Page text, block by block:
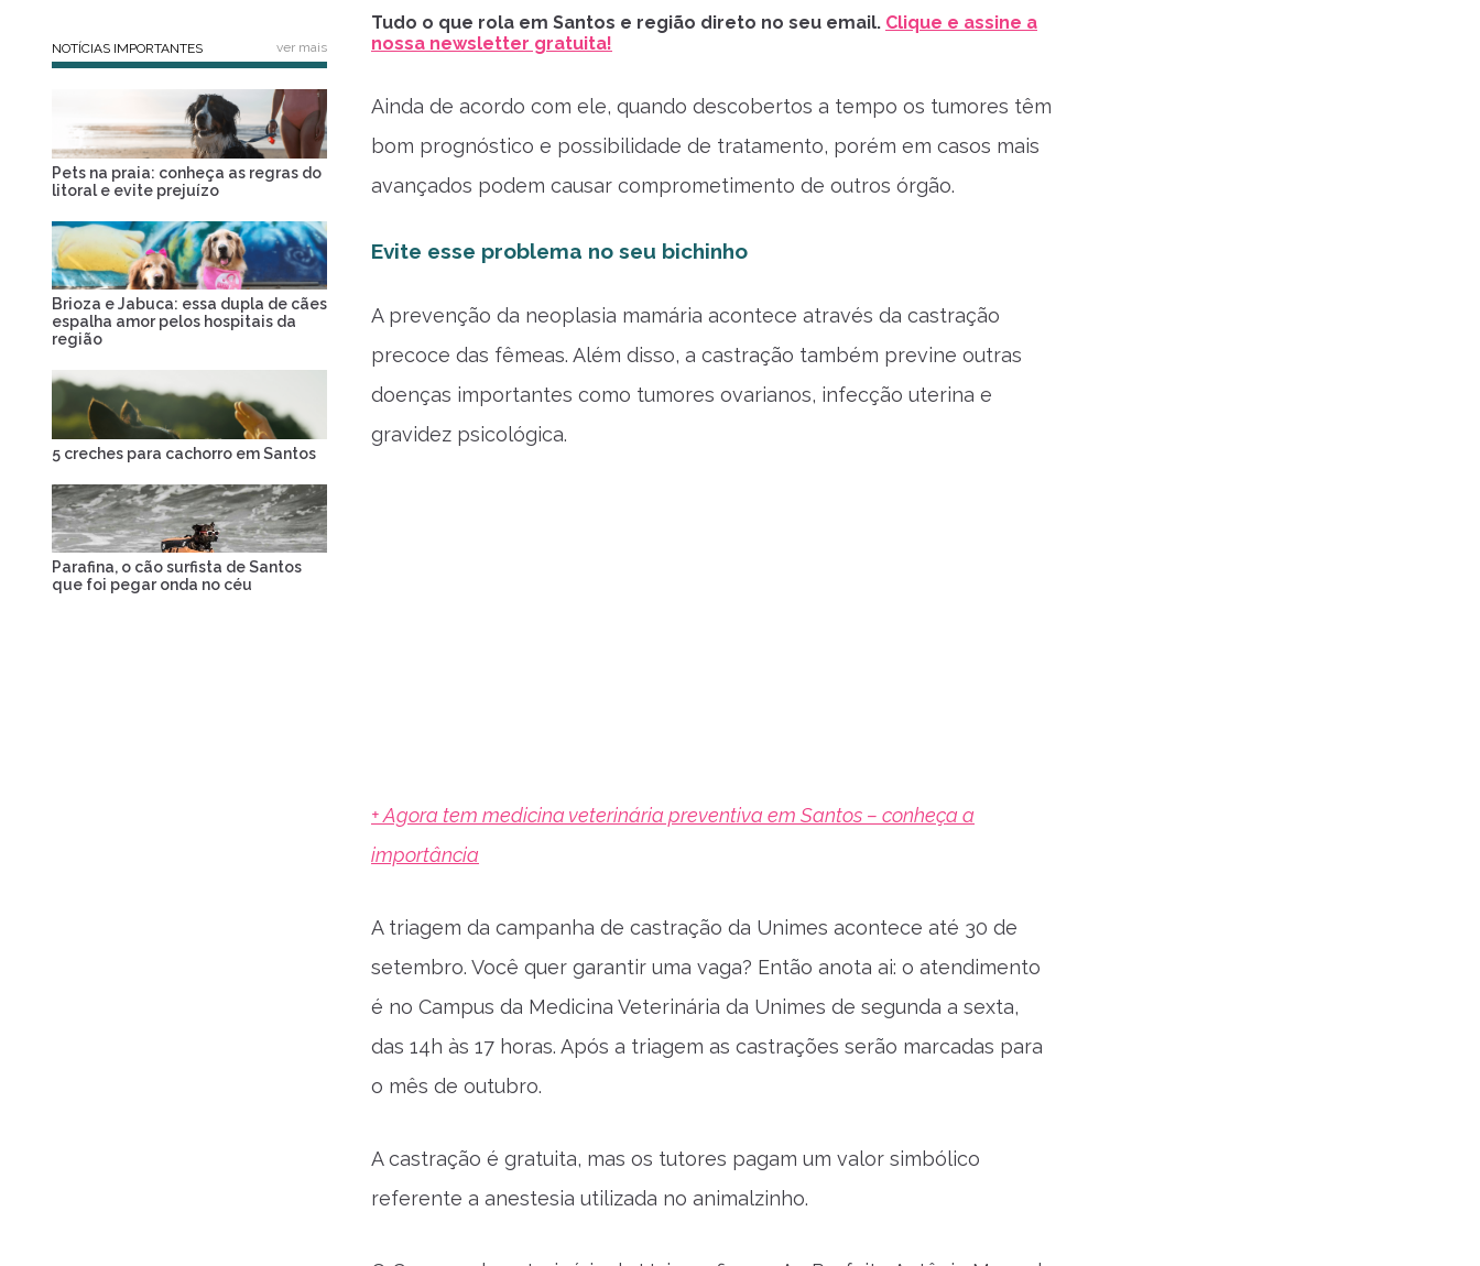
Tudo o que rola em Santos e região direto no seu email. Clique e assine a
nossa newsletter gratuita!
Ainda de acordo com ele, quando descobertos a tempo os tumores têm
bom prognóstico e possibilidade de tratamento, porém em casos mais
avançados podem causar comprometimento de outros órgão.
Evite esse problema no seu bichinho
A prevenção da neoplasia mamária acontece através da castração
precoce das fêmeas. Além disso, a castração também previne outras
doenças importantes como tumores ovarianos, infecção uterina e
gravidez psicológica.
+ Agora tem medicina veterinária preventiva em Santos – conheça a
importância
A triagem da campanha de castração da Unimes acontece até 30 de
setembro. Você quer garantir uma vaga? Então anota ai: o atendimento
é no Campus da Medicina Veterinária da Unimes de segunda a sexta,
das 14h às 17 horas. Após a triagem as castrações serão marcadas para
o mês de outubro.
A castração é gratuita, mas os tutores pagam um valor simbólico
referente a anestesia utilizada no animalzinho.
NOTÍCIAS IMPORTANTES ver mais
Pets na praia: conheça as regras do
litoral e evite prejuízo
Brioza e Jabuca: essa dupla de cães
espalha amor pelos hospitais da
região
5 creches para cachorro em Santos
Parafina, o cão surfista de Santos
que foi pegar onda no céu